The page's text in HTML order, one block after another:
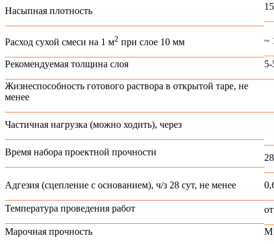
Насыпная плотность
Расход сухой смеси на 1 м2 при слое 10 мм
~
Рекомендуемая толщина слоя
Жизнеспособность готового раствора в открытой таре, не
менее
Частичная нагрузка (можно ходить), через
Время набора проектной прочности
Адгезия (сцепление с основанием), ч/з 28 сут, не менее
Температура проведения работ
Марочная прочность